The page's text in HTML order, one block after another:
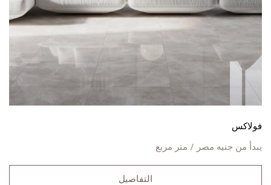
فولاكس
يبدأ من جنيه مصر / متر مربع
التفاصيل